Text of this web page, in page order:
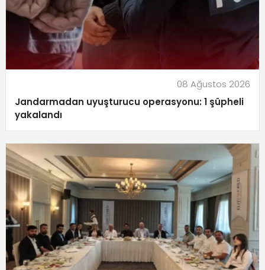
08 Ağustos 2026
Jandarmadan uyuşturucu operasyonu: 1 şüpheli
yakalandı